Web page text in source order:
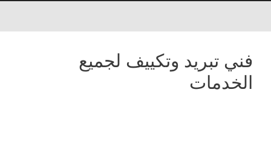
فني تبريد وتكييف لجميع
الخدمات